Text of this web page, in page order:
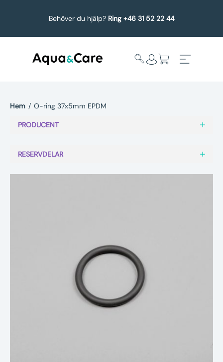
Behöver du hjälp? Ring +46 31 52 22 44
undermeny
Service
Underhållstips
Kontakt
Hem / O-ring 37x5mm EPDM
PRODUCENT
RESERVDELAR